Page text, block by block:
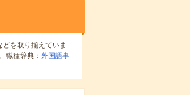
どを取り揃えていま
職種辞典： 外国語事